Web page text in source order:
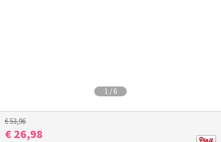
1 / 6
€ 53,96
€ 26,98